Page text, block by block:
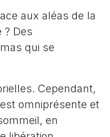
aux aléas de la
? Des
qui se
Cependant,
omniprésente et
en